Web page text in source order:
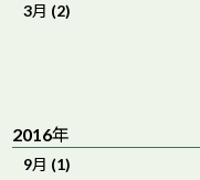
3月 (2)
2016年
9月 (1)